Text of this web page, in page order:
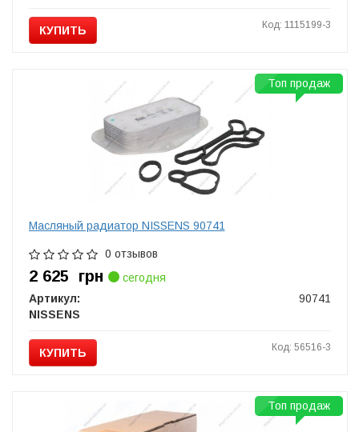
КУПИТЬ Код: 1115199-3
Масляный радиатор NISSENS 90741
0 отзывов
2 625 грн
сегодня
Артикул:
90741
NISSENS
КУПИТЬ Код: 56516-3
Топ продаж
Топ продаж